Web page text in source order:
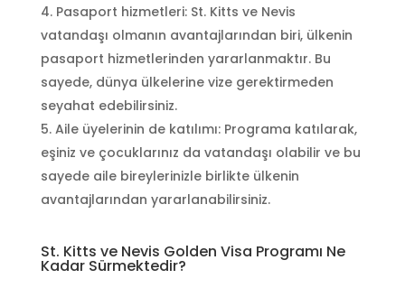
Pasaport hizmetleri: St. Kitts ve Nevis
vatandaşı olmanın avantajlarından biri, ülkenin
pasaport hizmetlerinden yararlanmaktır. Bu
sayede, dünya ülkelerine vize gerektirmeden
seyahat edebilirsiniz.
Aile üyelerinin de katılımı: Programa katılarak,
eşiniz ve çocuklarınız da vatandaşı olabilir ve bu
sayede aile bireylerinizle birlikte ülkenin
avantajlarından yararlanabilirsiniz.
St. Kitts ve Nevis Golden Visa Programı Ne
Kadar Sürmektedir?